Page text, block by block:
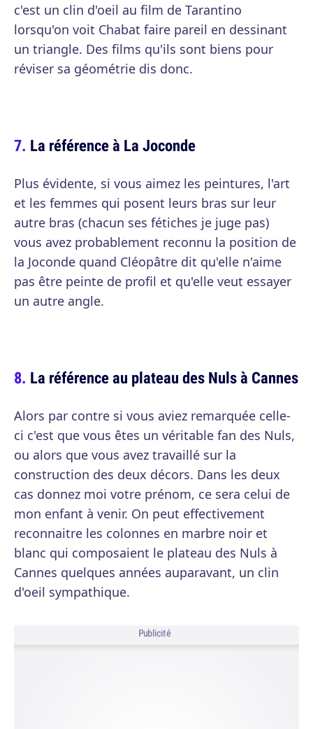
c'est un clin d'oeil au film de Tarantino
lorsqu'on voit Chabat faire pareil en dessinant
un triangle. Des films qu'ils sont biens pour
réviser sa géométrie dis donc.
La référence à La Joconde
Plus évidente, si vous aimez les peintures, l'art
et les femmes qui posent leurs bras sur leur
autre bras (chacun ses fétiches je juge pas)
vous avez probablement reconnu la position de
la Joconde quand Cléopâtre dit qu'elle n'aime
pas être peinte de profil et qu'elle veut essayer
un autre angle.
La référence au plateau des Nuls à Cannes
Alors par contre si vous aviez remarquée celle-
ci c'est que vous êtes un véritable fan des Nuls,
ou alors que vous avez travaillé sur la
construction des deux décors. Dans les deux
cas donnez moi votre prénom, ce sera celui de
mon enfant à venir. On peut effectivement
reconnaitre les colonnes en marbre noir et
blanc qui composaient le plateau des Nuls à
Cannes quelques années auparavant, un clin
d'oeil sympathique.
Publicité